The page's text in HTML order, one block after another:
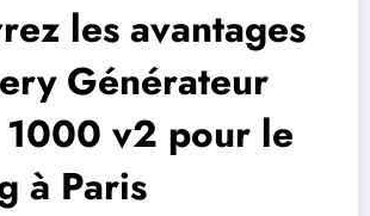
les avantages
Générateur
v2 pour le
à Paris